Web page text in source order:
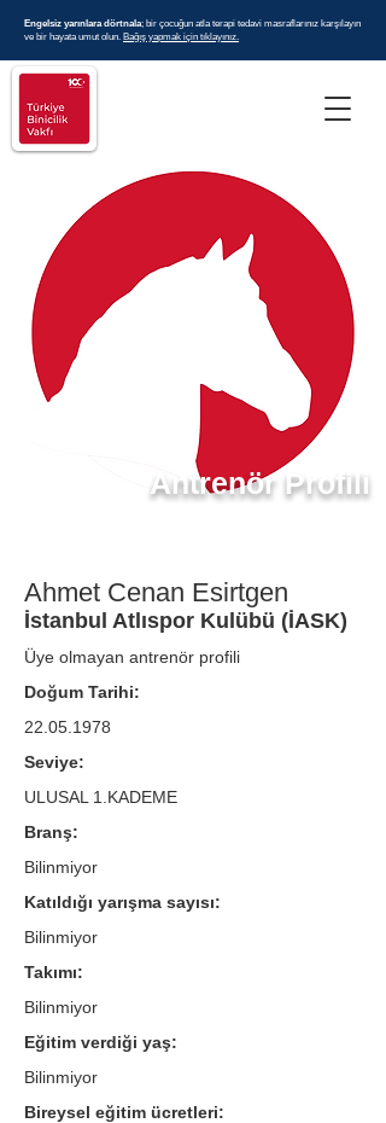
Engelsiz yarınlara dörtnala; bir çocuğun atla terapi tedavi masraflarınız karşılayın
ve bir hayata umut olun. Bağış yapmak için tıklayınız.
Antrenör Profili
Ahmet Cenan Esirtgen
İstanbul Atlıspor Kulübü (İASK)
Üye olmayan antrenör profili
Doğum Tarihi:
22.05.1978
Seviye:
ULUSAL 1.KADEME
Branş:
Bilinmiyor
Katıldığı yarışma sayısı:
Bilinmiyor
Takımı:
Bilinmiyor
Eğitim verdiği yaş:
Bilinmiyor
Bireysel eğitim ücretleri: